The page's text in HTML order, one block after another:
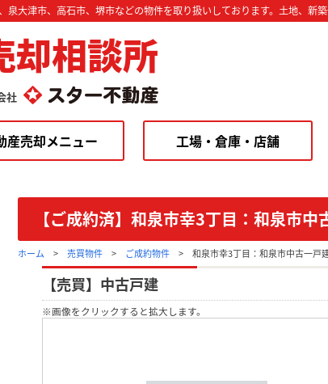
大津市、高石市、堺市などの物件を取り扱いしております。土地、新
却相談所
社
産売却メニュー 工場・倉庫・店舗
【ご成約済】和泉市幸3丁目：和泉市中
ホーム > 売買物件 > ご成約物件 > 和泉市幸3丁目：和泉市中古一戸
【売買】中古戸建
※画像をクリックすると拡大します。